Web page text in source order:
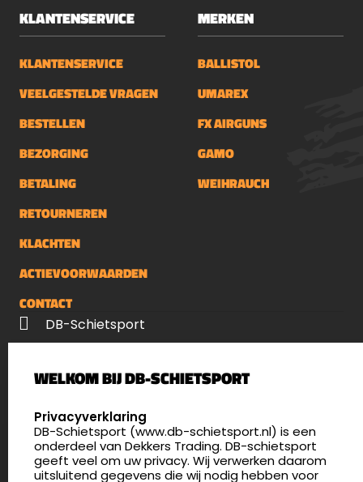
KLANTENSERVICE
KLANTENSERVICE
VEELGESTELDE VRAGEN
BESTELLEN
BEZORGING
BETALING
RETOURNEREN
KLACHTEN
ACTIEVOORWAARDEN
CONTACT
MERKEN
BALLISTOL
UMAREX
FX AIRGUNS
GAMO
WEIHRAUCH
DB-Schietsport
5411 LX Zeeland
4.8
175 beoordelingen
info@db-schietsport.nl
WELKOM BIJ DB-SCHIETSPORT
SELECT LANGUAGE
Privacyverklaring
DB-Schietsport (www.db-schietsport.nl) is een
onderdeel van Dekkers Trading. DB-schietsport
geeft veel om uw privacy. Wij verwerken daarom
uitsluitend gegevens die wij nodig hebben voor